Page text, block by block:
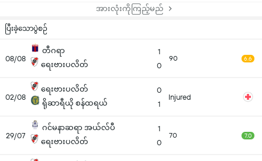
အားလုံးကိုကြည့်မည်
ပြီးခဲ့သောပွဲစဉ်
08/08
တီဂရာ
ရေးဗားပလိတ်
1
0
90 6.6
02/08
ရေးဗားပလိတ်
ရိုဆာရီယို စန်ထရယ်
0
1
Injured
29/07
ဂင်မနာဆရာ အယ်လ်ပီ
ရေးဗားပလိတ်
1
0
70 7.0